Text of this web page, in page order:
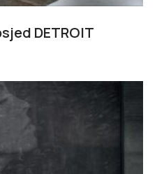
DETROIT